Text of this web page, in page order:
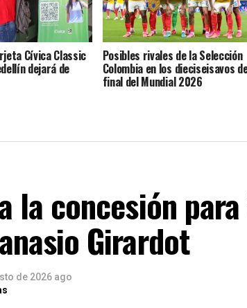
Cívica Classic
dejará de
Posibles rivales de la Selección
Colombia en los dieciseisavos
final del Mundial 2026
la concesión
Girardot
de 2026 ago